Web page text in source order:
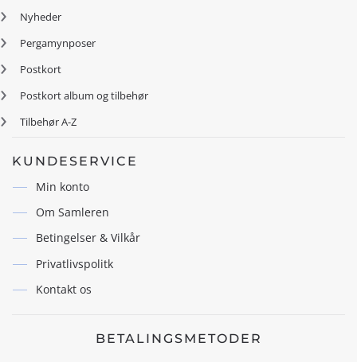
Nyheder
Pergamynposer
Postkort
Postkort album og tilbehør
Tilbehør A-Z
KUNDESERVICE
Min konto
Om Samleren
Betingelser & Vilkår
Privatlivspolitk
Kontakt os
BETALINGSMETODER